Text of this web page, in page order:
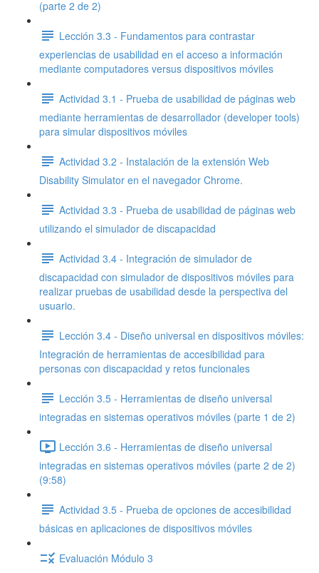
(parte 2 de 2)
Lección 3.3 - Fundamentos para contrastar
experiencias de usabilidad en el acceso a información
mediante computadores versus dispositivos móviles
Actividad 3.1 - Prueba de usabilidad de páginas web
mediante herramientas de desarrollador (developer tools)
para simular dispositivos móviles
Actividad 3.2 - Instalación de la extensión Web
Disability Simulator en el navegador Chrome.
Actividad 3.3 - Prueba de usabilidad de páginas web
utilizando el simulador de discapacidad
Actividad 3.4 - Integración de simulador de
discapacidad con simulador de dispositivos móviles para
realizar pruebas de usabilidad desde la perspectiva del
usuario.
Lección 3.4 - Diseño universal en dispositivos móviles:
Integración de herramientas de accesibilidad para
personas con discapacidad y retos funcionales
Lección 3.5 - Herramientas de diseño universal
integradas en sistemas operativos móviles (parte 1 de 2)
Lección 3.6 - Herramientas de diseño universal
integradas en sistemas operativos móviles (parte 2 de 2)
(9:58)
Actividad 3.5 - Prueba de opciones de accesibilidad
básicas en aplicaciones de dispositivos móviles
Evaluación Módulo 3